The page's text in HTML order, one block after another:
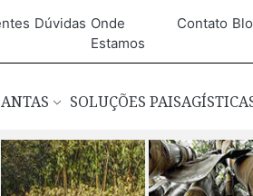
Dúvidas Onde
Estamos
Contato
SOLUÇÕES